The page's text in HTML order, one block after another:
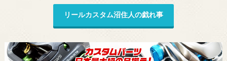
リールカスタム沼住人の戯れ事